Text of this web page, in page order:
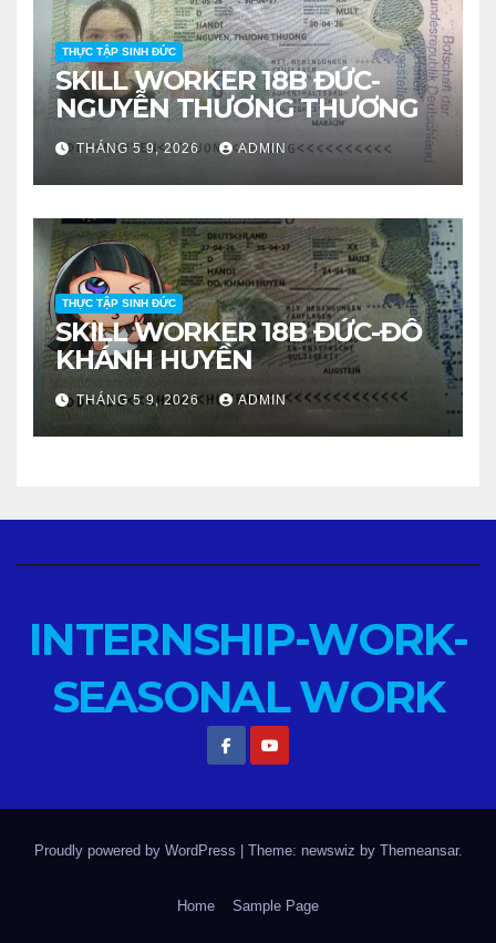
THỰC TẬP SINH ĐỨC
SKILL WORKER 18B ĐỨC-
NGUYỄN THƯƠNG THƯƠNG
THÁNG 5 9, 2026 ADMIN
THỰC TẬP SINH ĐỨC
SKILL WORKER 18B ĐỨC-ĐỖ
KHÁNH HUYỀN
THÁNG 5 9, 2026 ADMIN
INTERNSHIP-WORK-
SEASONAL WORK
Proudly powered by WordPress Theme: newswiz by Themeansar.
Home Sample Page